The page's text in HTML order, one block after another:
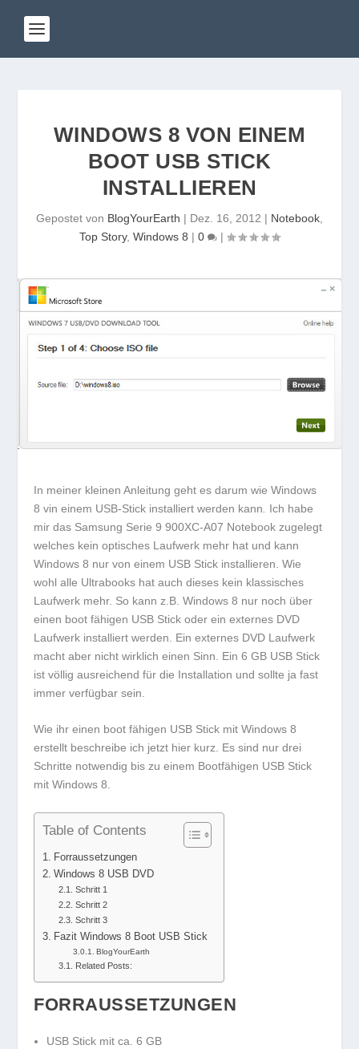
WINDOWS 8 VON EINEM
BOOT USB STICK
INSTALLIEREN
Gepostet von BlogYourEarth | Dez. 16, 2012 | Notebook
Top Story, Windows 8 | 0 |
In meiner kleinen Anleitung geht es darum wie Windows
8 vin einem USB-Stick installiert werden kann
Ich habe
mir das Samsung Serie 9 900XC-A07 Notebook zugelegt
welches kein optisches Laufwerk mehr hat und kann
Windows 8 nur von einem USB Stick installieren. Wie
wohl alle Ultrabooks hat auch dieses kein klassisches
Laufwerk mehr. So kann z.B. Windows 8 nur noch über
einen boot fähigen USB Stick oder ein externes DVD
Laufwerk installiert werden. Ein externes DVD Laufwerk
macht aber nicht wirklich einen Sinn. Ein 6 GB USB Stick
ist völlig ausreichend für die Installation und sollte ja fast
immer verfügbar sein.
Wie ihr einen boot fähigen USB Stick mit Windows 8
erstellt beschreibe ich jetzt hier kurz. Es sind nur drei
Schritte notwendig bis zu einem Bootfähigen USB Stick
mit Windows 8.
Table of Contents
Forraussetzungen
Windows 8 USB DVD
Schritt 1
Schritt 2
Schritt 3
Fazit Windows 8 Boot USB Stick
BlogYourEarth
Related Posts:
FORRAUSSETZUNGEN
USB Stick mit ca. 6 GB